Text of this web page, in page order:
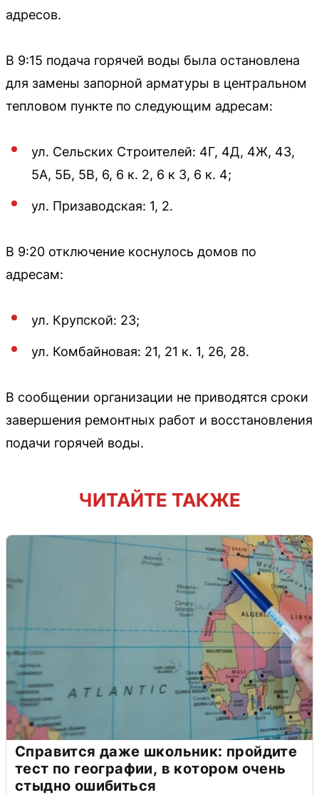
адресов.
В 9:15 подача горячей воды была остановлена
для замены запорной арматуры в центральном
тепловом пункте по следующим адресам:
ул. Сельских Строителей: 4Г, 4Д, 4Ж, 4З,
5А, 5Б, 5В, 6, 6 к. 2, 6 к 3, 6 к. 4;
ул. Призаводская: 1, 2.
В 9:20 отключение коснулось домов по
адресам:
ул. Крупской: 23;
ул. Комбайновая: 21, 21 к. 1, 26, 28.
В сообщении организации не приводятся сроки
завершения ремонтных работ и восстановления
подачи горячей воды.
ЧИТАЙТЕ ТАКЖЕ
Справится даже школьник: пройдите
тест по географии, в котором очень
стыдно ошибиться